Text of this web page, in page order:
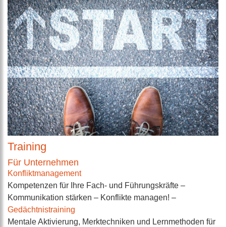
Training
Für Unternehmen
Konfliktmanagement
Kompetenzen für Ihre Fach- und Führungskräfte –
Kommunikation stärken – Konflikte managen! –
Gedächtnistraining
Mentale Aktivierung, Merktechniken und Lernmethoden für